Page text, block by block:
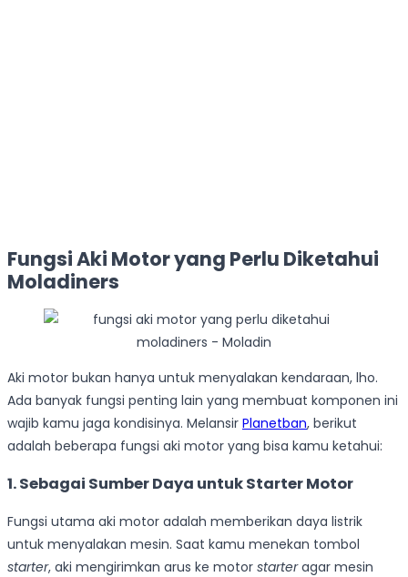
Fungsi Aki Motor yang Perlu Diketahui
Moladiners
Aki motor bukan hanya untuk menyalakan kendaraan, lho.
Ada banyak fungsi penting lain yang membuat komponen ini
wajib kamu jaga kondisinya. Melansir Planetban, berikut
adalah beberapa fungsi aki motor yang bisa kamu ketahui:
1. Sebagai Sumber Daya untuk Starter Motor
Fungsi utama aki motor adalah memberikan daya listrik
untuk menyalakan mesin. Saat kamu menekan tombol
starter, aki mengirimkan arus ke motor starteragar mesin